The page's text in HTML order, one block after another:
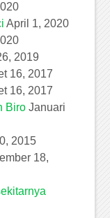
April 1, 2020
2019
16, 2017
16, 2017
Biro Januari
2015
18,